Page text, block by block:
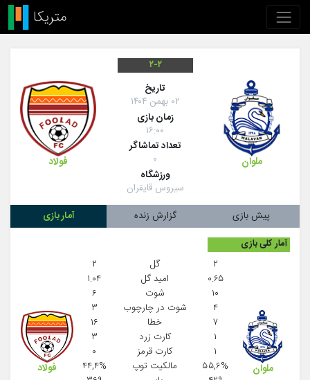
ملوان
۲-۲
تاريخ
۰۲ بهمن ۱۴۰۴
زمان بازی
۱۶:۰۰
تعداد تماشاگر
۰
ورزشگاه
سیروس قایقران
فولاد
پیش بازی گزارش زنده آمار بازی
آمار کلی بازی
ملوان
۲
۰.۶۵
۱۰
۴
۷
۱
۱
۵۵,۶%
گل
امید گل
شوت
شوت در چارچوب
خطا
کارت زرد
کارت قرمز
مالکیت توپ
۲
۱.۰۴
۶
۳
۱۶
۳
۰
۴۴,۴%
فولاد